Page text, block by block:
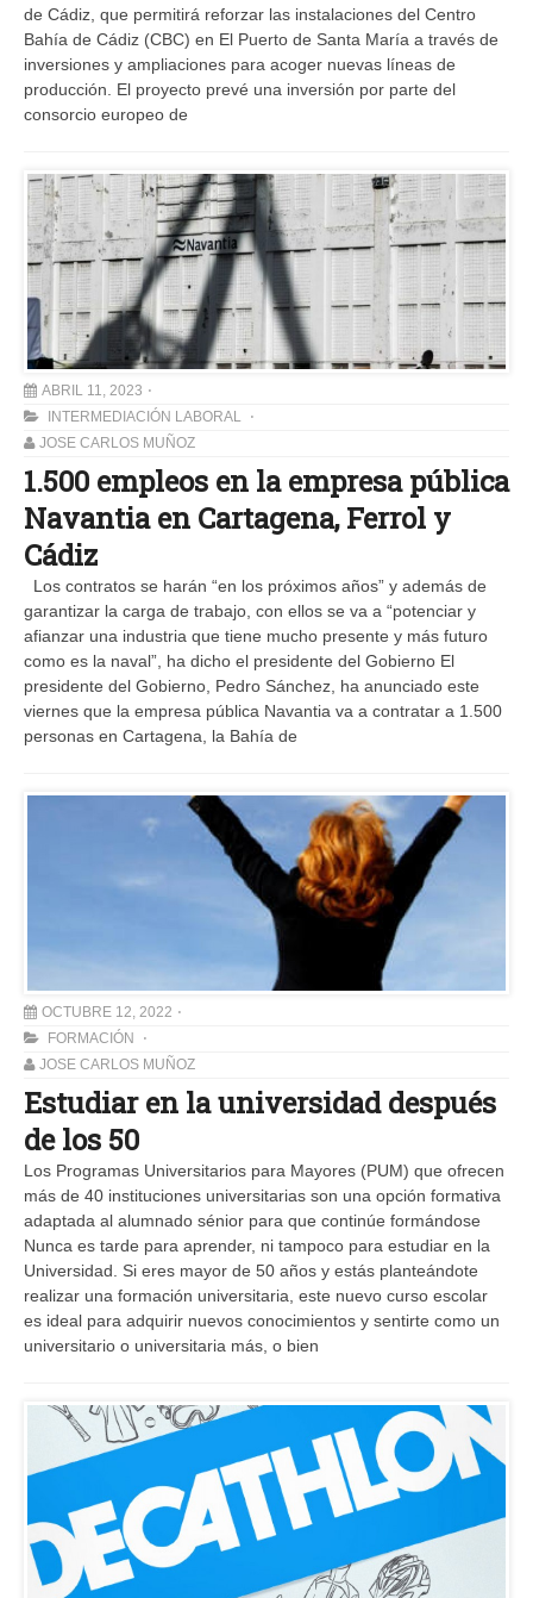
de Cádiz, que permitirá reforzar las instalaciones del Centro
Bahía de Cádiz (CBC) en El Puerto de Santa María a través de
inversiones y ampliaciones para acoger nuevas líneas de
producción. El proyecto prevé una inversión por parte del
consorcio europeo de
ABRIL 11, 2023
INTERMEDIACIÓN LABORAL
JOSE CARLOS MUÑOZ
1.500 empleos en la empresa pública
Navantia en Cartagena, Ferrol y
Cádiz
Los contratos se harán “en los próximos años” y además de
garantizar la carga de trabajo, con ellos se va a “potenciar y
afianzar una industria que tiene mucho presente y más futuro
como es la naval”, ha dicho el presidente del Gobierno El
presidente del Gobierno, Pedro Sánchez, ha anunciado este
viernes que la empresa pública Navantia va a contratar a 1.500
personas en Cartagena, la Bahía de
OCTUBRE 12, 2022
FORMACIÓN
JOSE CARLOS MUÑOZ
Estudiar en la universidad después
de los 50
Los Programas Universitarios para Mayores (PUM) que ofrecen
más de 40 instituciones universitarias son una opción formativa
adaptada al alumnado sénior para que continúe formándose
Nunca es tarde para aprender, ni tampoco para estudiar en la
Universidad. Si eres mayor de 50 años y estás planteándote
realizar una formación universitaria, este nuevo curso escolar
es ideal para adquirir nuevos conocimientos y sentirte como un
universitario o universitaria más, o bien